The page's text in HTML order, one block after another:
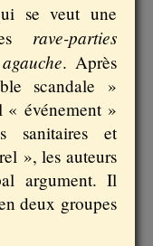
se veut une
rave-parties
agauche. Après
scandale »
« événement »
sanitaires et
», les auteurs
argument. Il
deux groupes